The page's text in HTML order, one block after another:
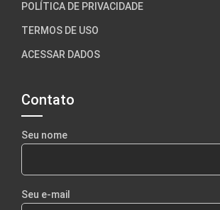
POLÍTICA DE PRIVACIDADE
TERMOS DE USO
ACESSAR DADOS
Contato
Seu nome
Seu e-mail